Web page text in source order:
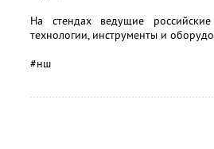
На стендах ведущие
технологии, инструменты и
#нш